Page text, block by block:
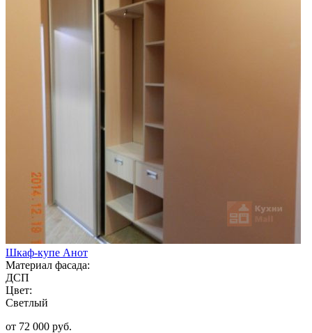
Шкаф-купе Анот
Материал фасада:
ДСП
Цвет:
Светлый
от 72 000 руб.